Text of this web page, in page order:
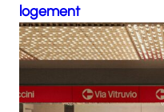
logement